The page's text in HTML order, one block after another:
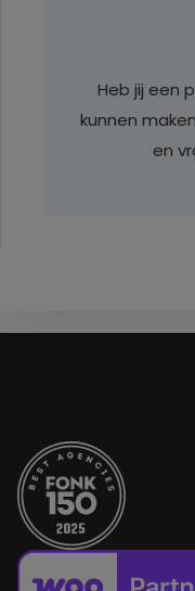
Heb jij een
kunnen
en